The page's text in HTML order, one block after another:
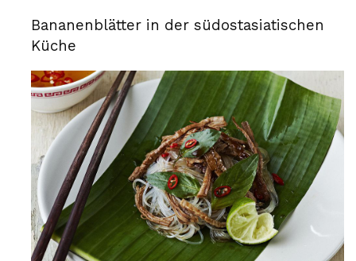
Bananenblätter in der südostasiatischen
Küche